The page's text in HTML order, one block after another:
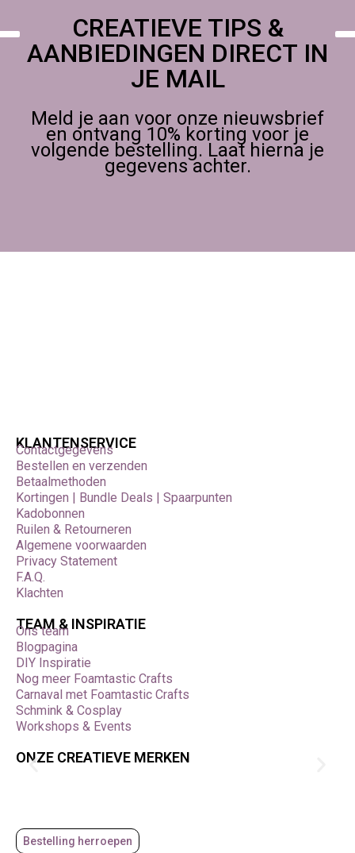
CREATIEVE TIPS &
AANBIEDINGEN DIRECT IN
JE MAIL
Meld je aan voor onze nieuwsbrief
en ontvang 10% korting voor je
volgende bestelling. Laat hierna je
gegevens achter.
KLANTENSERVICE
Contactgegevens
Bestellen en verzenden
Betaalmethoden
Kortingen | Bundle Deals | Spaarpunten
Kadobonnen
Ruilen & Retourneren
Algemene voorwaarden
Privacy Statement
F.A.Q.
Klachten
TEAM & INSPIRATIE
Ons team
Blogpagina
DIY Inspiratie
Nog meer Foamtastic Crafts
Carnaval met Foamtastic Crafts
Schmink & Cosplay
Workshops & Events
ONZE CREATIEVE MERKEN
Bestelling herroepen